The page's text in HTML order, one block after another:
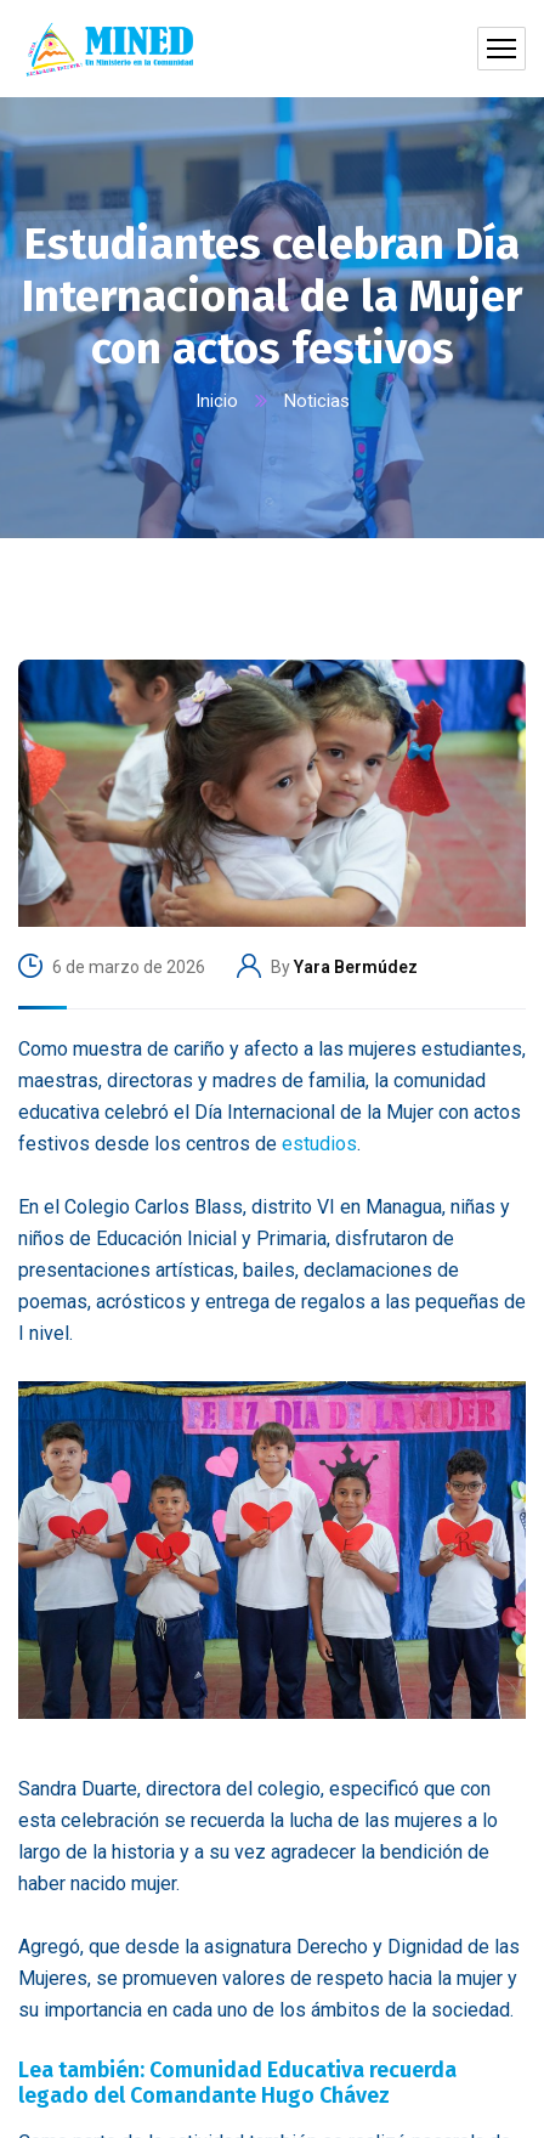
Estudiantes celebran Día
Internacional de la Mujer
con actos festivos
Inicio Noticias
6 de marzo de 2026 ByYara Bermúdez
Como muestra de cariño y afecto a las mujeres estudiantes,
maestras, directoras y madres de familia, la comunidad
educativa celebró el Día Internacional de la Mujer con actos
festivos desde los centros de estudios.
En el Colegio Carlos Blass, distrito VI en Managua, niñas y
niños de Educación Inicial y Primaria, disfrutaron de
presentaciones artísticas, bailes, declamaciones de
poemas, acrósticos y entrega de regalos a las pequeñas de
I nivel.
Sandra Duarte, directora del colegio, especificó que con
esta celebración se recuerda la lucha de las mujeres a lo
largo de la historia y a su vez agradecer la bendición de
haber nacido mujer.
Agregó, que desde la asignatura Derecho y Dignidad de las
Mujeres, se promueven valores de respeto hacia la mujer y
su importancia en cada uno de los ámbitos de la sociedad.
Lea también: Comunidad Educativa recuerda
legado del Comandante Hugo Chávez